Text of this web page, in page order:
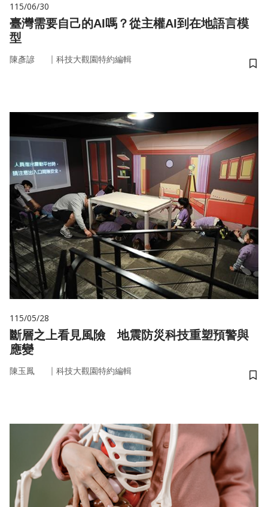
115/06/30
臺灣需要自己的AI嗎？從主權AI到在地語言模
型
陳彥諺 ｜ 科技大觀園特約編輯
儲
115/05/28
斷層之上看見風險 地震防災科技重塑預警與
應變
陳玉鳳 ｜ 科技大觀園特約編輯
儲